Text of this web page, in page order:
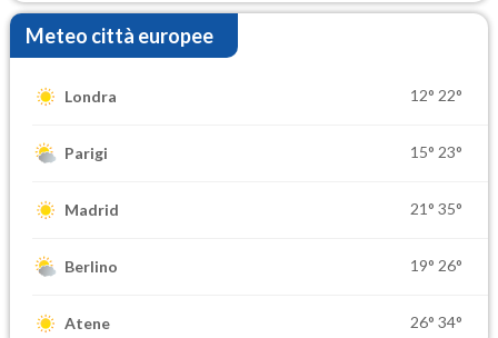
Meteo città europee
Londra 12° 22°
Parigi 15° 23°
Madrid 21° 35°
Berlino 19° 26°
Atene 26° 34°